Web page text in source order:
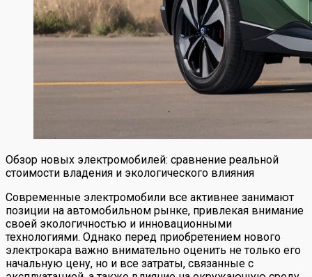
Обзор новых электромобилей: сравнение реальной
стоимости владения и экологического влияния
Современные электромобили все активнее занимают
позиции на автомобильном рынке, привлекая внимание
своей экологичностью и инновационными
технологиями. Однако перед приобретением нового
электрокара важно внимательно оценить не только его
начальную цену, но и все затраты, связанные с